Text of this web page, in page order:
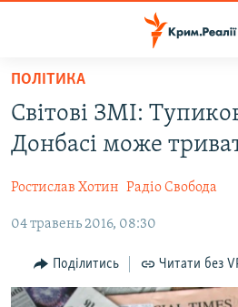
Перейти
основного
матеріалу
до
навігації
Перейти
пошуку
ВОДА.КРИМ
ПОЛІТИКА
БЛОГИ
ПОГЛЯД
ІНТЕРВ'Ю
ПОЛІТИКА
Світові ЗМІ:
Донбасі може
Ростислав Хотин Радіо Свобода
04 травень 2016, 08:30
Поділитись Читати без